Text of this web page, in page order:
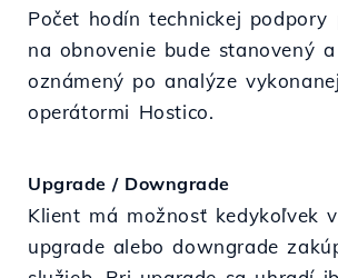
Počet hodín technickej podpory
na obnovenie bude stanovený
oznámený po analýze
operátormi Hostico.
Upgrade / Downgrade
Klient má možnosť kedykoľvek
upgrade alebo downgrade